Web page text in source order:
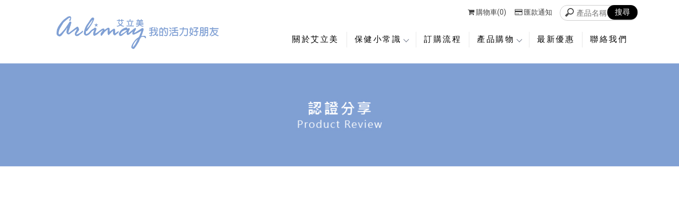
關於艾立美 保健小常識 訂購流程 產品購物 最新優惠 聯絡我們
購物車(0) 匯款通知